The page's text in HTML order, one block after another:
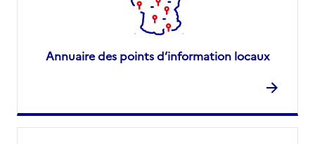
Annuaire des points d’information locaux